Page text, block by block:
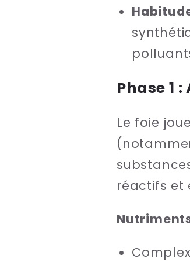
Phase 1
Le foie
réactifs et